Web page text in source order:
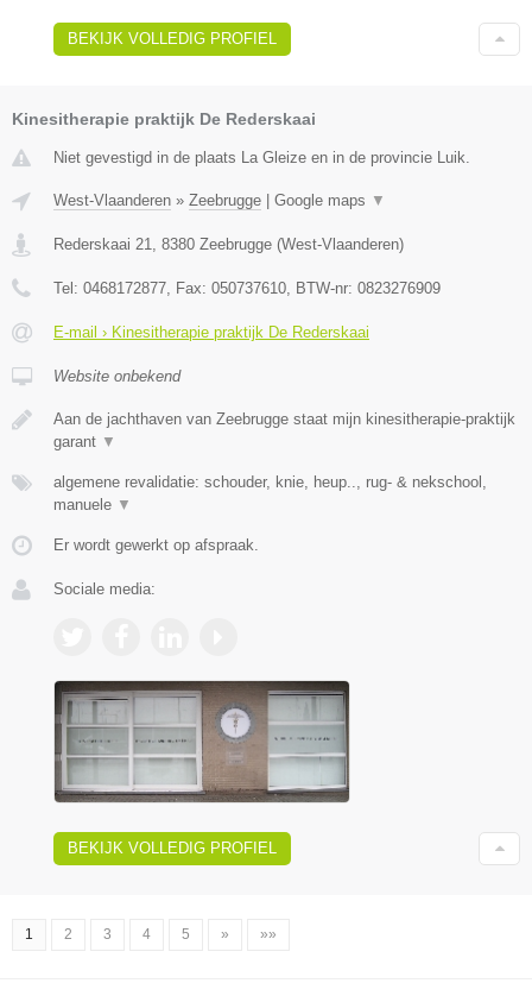
BEKIJK VOLLEDIG PROFIEL
Kinesitherapie praktijk De Rederskaai
Niet gevestigd in de plaats La Gleize en in de provincie Luik.
West-Vlaanderen » Zeebrugge | Google maps ▼
Rederskaai 21 8380 Zeebrugge (West-Vlaanderen)
Tel: 0468172877 , Fax: 050737610 , BTW-nr: 0823276909
E-mail › Kinesitherapie praktijk De Rederskaai
Website onbekend
Aan de jachthaven van Zeebrugge staat mijn kinesitherapie-praktijk
garant ▼
algemene revalidatie: schouder, knie, heup.., rug- & nekschool,
manuele ▼
Er wordt gewerkt op afspraak.
Sociale media:
BEKIJK VOLLEDIG PROFIEL
1 2 3 4 5 » »»